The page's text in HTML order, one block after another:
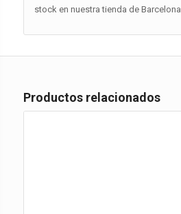
stock en nuestra tienda de Barcelona.
Productos relacionados